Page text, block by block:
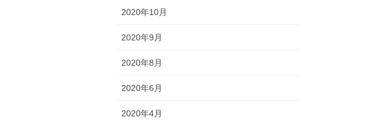
2020年10月
2020年9月
2020年8月
2020年6月
2020年4月